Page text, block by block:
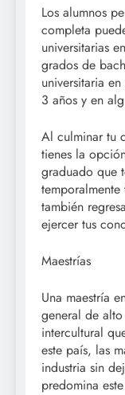
Los alumnos
completa
universitarias
grados de
universitaria
3 años y en
Al culminar tu
tienes la
graduado que
también
ejercer tus
Maestrías
Una maestría
general de
intercultural
este país, las
industria sin
predomina